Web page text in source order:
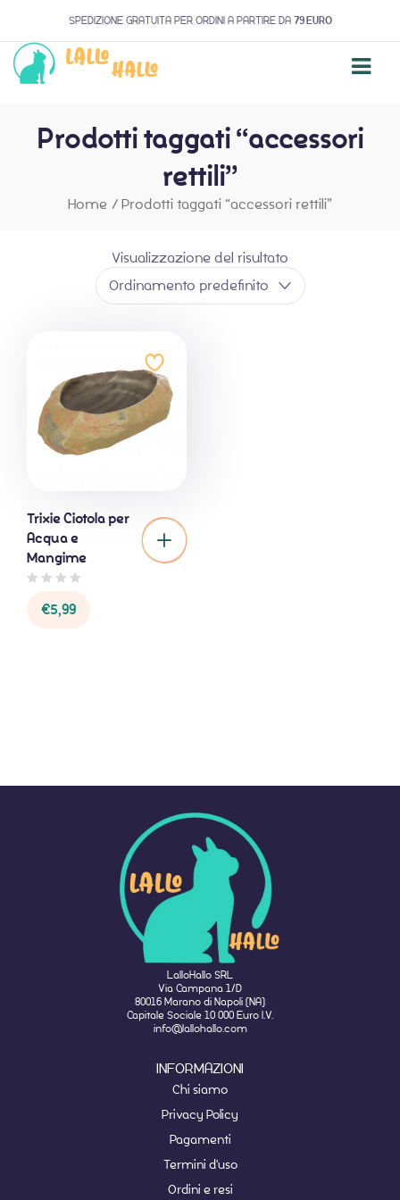
SPEDIZIONE GRATUITA PER ORDINI A PARTIRE DA 79 EURO
Prodotti taggati “accessori
rettili”
Home / Prodotti taggati “accessori rettili”
Visualizzazione del risultato
Ordinamento predefinito
Trixie Ciotola per
Acqua e
Mangime
€5,99
LalloHallo SRL
Via Campana 1/D
80016 Marano di Napoli (NA)
Capitale Sociale 10 000 Euro I.V.
info@lallohallo.com
INFORMAZIONI
Chi siamo
Privacy Policy
Pagamenti
Termini d'uso
Ordini e resi